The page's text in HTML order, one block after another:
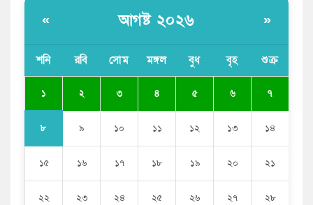
যে ডকুমেন্টারিতে আবু সাঈদের ছবি নেই, সেটা কোনো
« আগষ্ট ২০২৬ »
শনি রবি সোম মঙ্গল বুধ বৃহ শুক্র
১ ২ ৩ ৪ ৫ ৬ ৭
৮ ৯ ১০ ১১ ১২ ১৩ ১৪
১৫ ১৬ ১৭ ১৮ ১৯ ২০ ২১
২২ ২৩ ২৪ ২৫ ২৬ ২৭ ২৮